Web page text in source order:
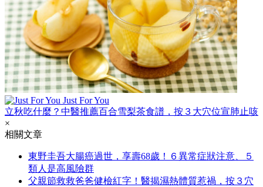
Just For You
立秋吃什麼？中醫推薦百合雪梨茶食譜，按３大穴位宣肺止咳
×
相關文章
東野圭吾大腸癌過世，享壽68歲！６異常症狀注意、５
類人是高風險群
父親節救救爸爸健檢紅字！醫揭濕熱體質惹禍，按３穴